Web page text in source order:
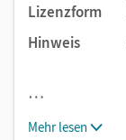
Lizenzform
Hinweis
…
Mehr lesen